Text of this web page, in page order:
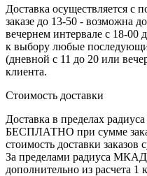
Доставка осуществляется c
заказе до 13-50 - возможна
вечернем интервале с 18-00
к выбору любые
(дневной с 11 до 20 или
клиента.
Стоимость доставки
Доставка в пределах
БЕСПЛАТНО при сумме
стоимость доставки
За пределами радиуса МКАД
дополнительно из расчета 1